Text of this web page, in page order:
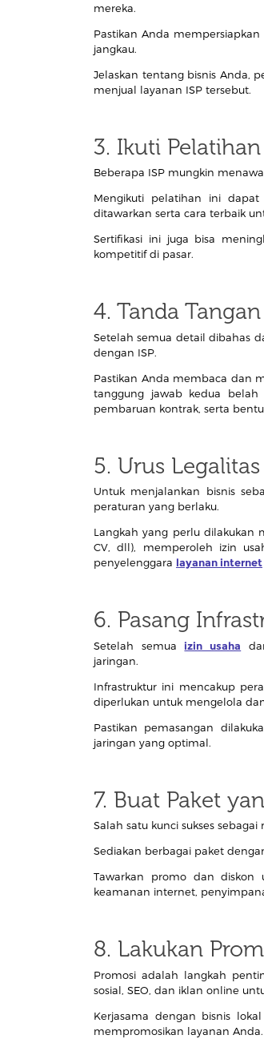
mereka.
Pastikan Anda
jangkau.
Jelaskan tentang bisnis Anda,
menjual layanan ISP tersebut.
3. Ikuti
Beberapa ISP mungkin
Mengikuti pelatihan ini
ditawarkan serta cara terbaik
Sertifikasi ini juga bisa
kompetitif di pasar.
4. Tanda
Setelah semua detail dibahas
dengan ISP.
Pastikan Anda membaca dan
tanggung jawab kedua
pembaruan kontrak, serta
5. Urus
Untuk menjalankan bisnis
peraturan yang berlaku.
Langkah yang perlu dilakukan
CV, dll), memperoleh izin
penyelenggara layanan internet
6. Pasang
Setelah semuaizin usaha
jaringan.
Infrastruktur ini mencakup
diperlukan untuk mengelola
Pastikan pemasangan
jaringan yang optimal.
7. Buat Paket
Salah satu kunci sukses
Sediakan berbagai paket
Tawarkan promo dan diskon
keamanan internet,
8. Lakukan
Promosi adalah langkah
sosial, SEO, dan iklan online
Kerjasama dengan bisnis
mempromosikan layanan Anda.